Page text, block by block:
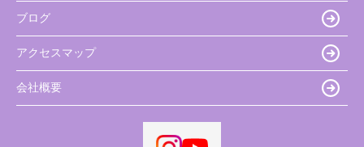
ブログ
アクセスマップ
会社概要